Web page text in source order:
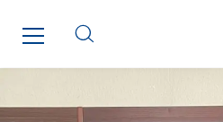
Saga Tertiaire
Salendre Réseaux
Santerne Angouleme